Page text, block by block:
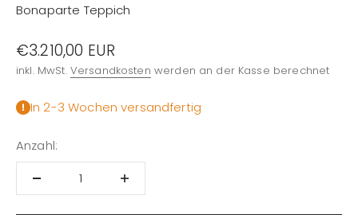
Bonaparte Teppich
Angebot
€3.210,00 EUR
inkl. MwSt. Versandkosten werden an der Kasse berechnet
In 2-3 Wochen versandfertig
Anzahl: